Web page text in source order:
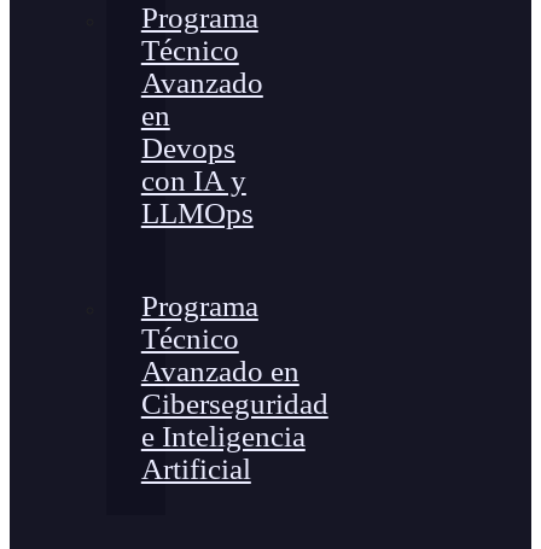
Programa
Técnico
Avanzado
en
Devops
con IA y
LLMOps
Programa
Técnico
Avanzado en
Ciberseguridad
e Inteligencia
Artificial